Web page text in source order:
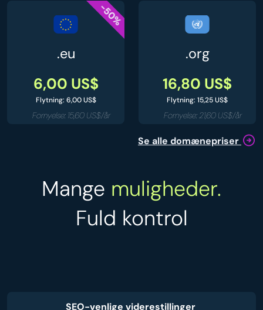
-50%
.eu
6,00 US$
Flytning: 6,00 US$
Fornyelse: 15,60 US$/år
.org
16,80 US$
Flytning: 15,25 US$
Fornyelse: 21,60 US$/år
Se alle domænepriser
Mange muligheder.
Fuld kontrol
SEO-venlige viderestillinger